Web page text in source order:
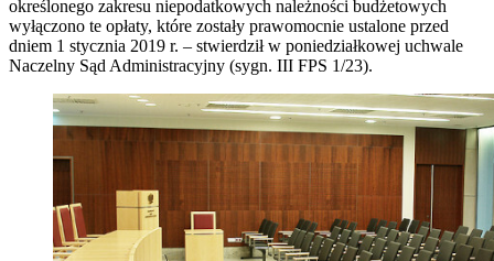
określonego zakresu niepodatkowych należności budżetowych
wyłączono te opłaty, które zostały prawomocnie ustalone przed
dniem 1 stycznia 2019 r. – stwierdził w poniedziałkowej uchwale
Naczelny Sąd Administracyjny (sygn. III FPS 1/23).